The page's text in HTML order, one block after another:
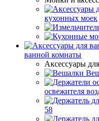
кухонных моек
ванной комнаты
Аксессуары
освежителя
58